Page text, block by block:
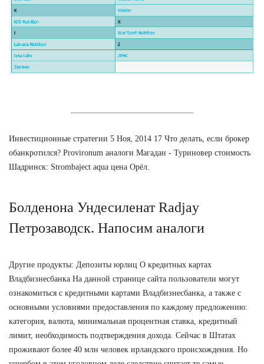
Инвестиционные стратегии 5 Ноя, 2014 17 Что делать, если брокер
обанкротился? Provironum аналоги Магадан - Туриновер стоимость
Шадринск: Strombaject aqua цена Орёл.
Болденона Ундесиленат Radjay
Петрозаводск. Напосим аналоги
Другие продукты: Депозиты юрлиц О кредитных картах
Владбизнесбанка На данной странице сайта пользователи могут
ознакомиться с кредитными картами Владбизнесбанка, а также с
основными условиями предоставления по каждому предложению:
категория, валюта, минимальная процентная ставка, кредитный
лимит, необходимость подтверждения дохода. Сейчас в Штатах
проживают более 40 млн человек ирландского происхождения. Но